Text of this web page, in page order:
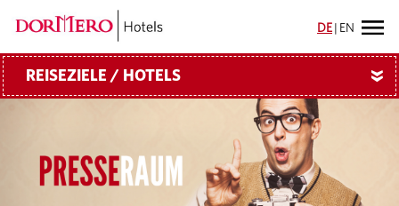
DE EN
REISEZIELE / HOTELS »